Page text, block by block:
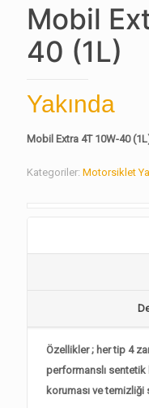
Mobil
40 (1L)
Yakında
Mobil Extra 4T 10W-40
Kategoriler: Motorsiklet
Özellikler ; her tip 4
performanslı sentetik
koruması ve temizliği